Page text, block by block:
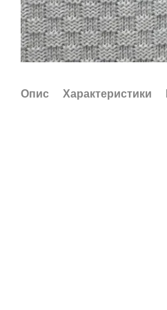
Опис Характеристики